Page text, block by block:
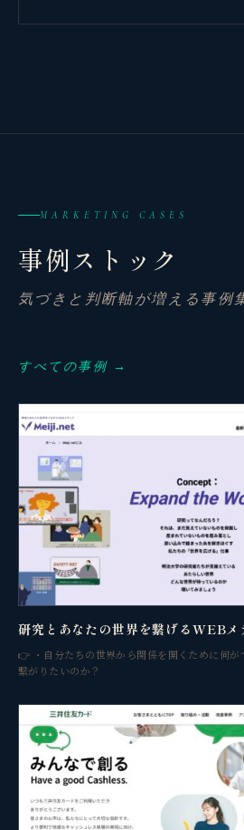
MARKETING CASES
事例ストック
気づきと判断軸が増える事例
すべての事例 →
研究とあなたの世界を繋げるWEB
👉 ・自分たちの世界から関係を開くために何が
繋がりたいのか？
BUSINESS CONSULTING
個人事業主・経営者・マ
売上・集客・ブランドの悩
📈 利益を増やしたい
❤️ ファンを増やしたい
🔍 現状サイトを分析したい
🤝 コンサルティングって？
🧭 個人コーチングとは？